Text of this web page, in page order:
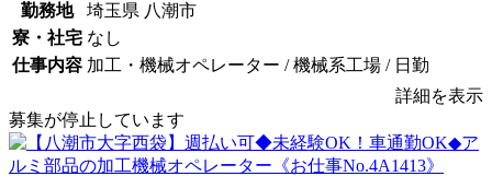
勤務地
埼玉県 八潮市
寮・社宅 なし
仕事内容 加工・機械オペレーター / 機械系工場 / 日勤
詳細を表示
募集が停止しています